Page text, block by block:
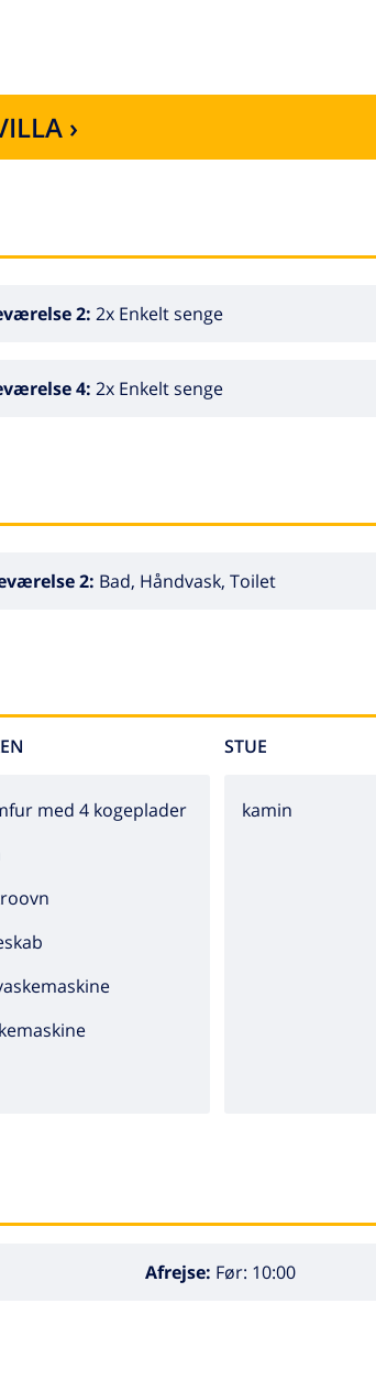
›
2: 2x Enkelt senge
4: 2x Enkelt senge
2: Bad, Håndvask, Toilet
med 4 kogeplader
STUE
kamin
Afrejse: Før: 10:00